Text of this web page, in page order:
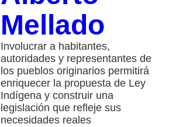
Mellado
Involucrar a habitantes,
autoridades y representantes de
los pueblos originarios permitirá
enriquecer la propuesta de Ley
Indígena y construir una
legislación que refleje sus
necesidades reales